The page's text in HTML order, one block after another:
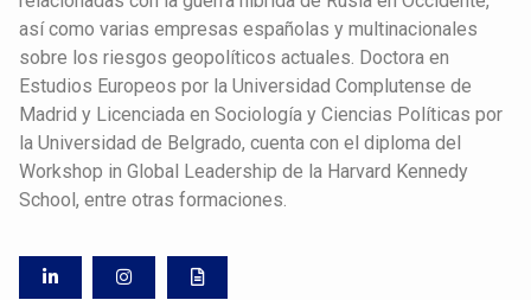
así como varias empresas españolas y multinacionales
sobre los riesgos geopolíticos actuales. Doctora en
Estudios Europeos por la Universidad Complutense de
Madrid y Licenciada en Sociología y Ciencias Políticas por
la Universidad de Belgrado, cuenta con el diploma del
Workshop in Global Leadership de la Harvard Kennedy
School, entre otras formaciones.